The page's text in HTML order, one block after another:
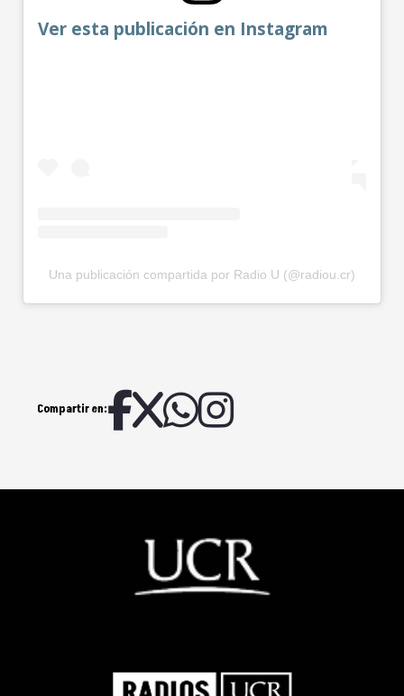
Ver esta publicación en Instagram
Una publicación compartida por Radio U (@radiou.cr)
Compartir en: